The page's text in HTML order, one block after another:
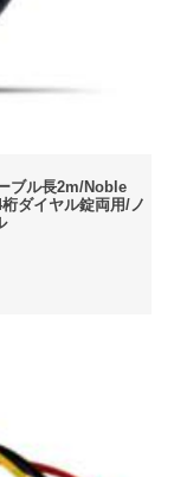
ブル長2m/Noble
ダイヤル錠両用/ノ